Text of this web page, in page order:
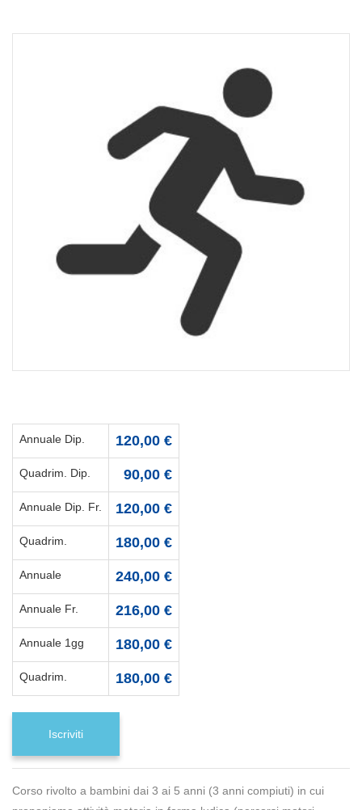
Annuale Dip. 120,00 €
Quadrim. Dip. 90,00 €
Annuale Dip. Fr. 120,00 €
Quadrim. 180,00 €
Annuale 240,00 €
Annuale Fr. 216,00 €
Annuale 1gg 180,00 €
Quadrim. 180,00 €
Iscriviti
Corso rivolto a bambini dai 3 ai 5 anni (3 anni compiuti) in cui